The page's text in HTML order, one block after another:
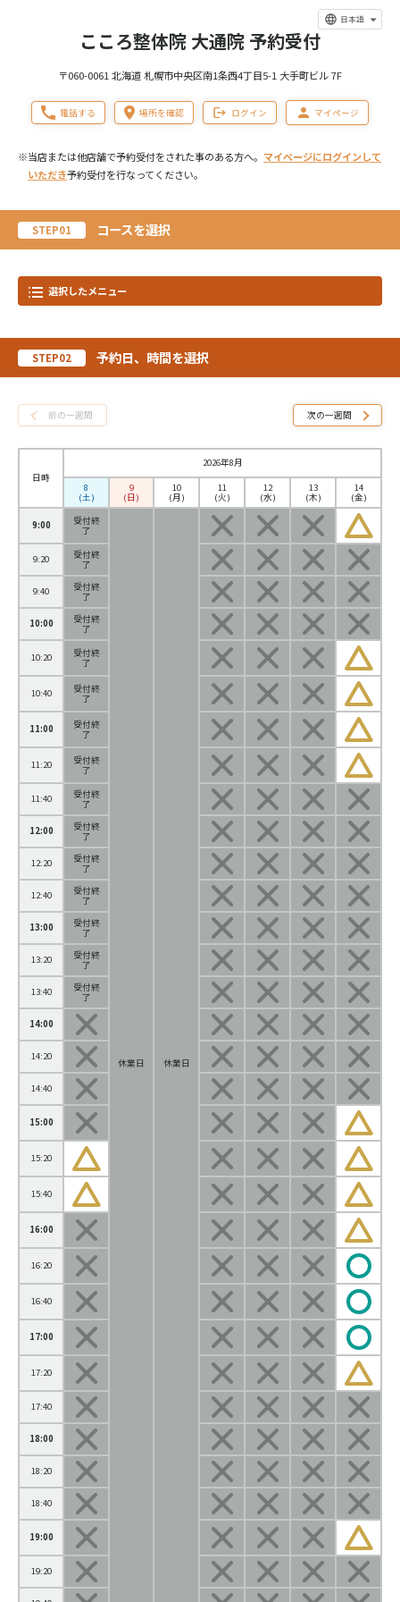
日本語
こころ整体院 大通院 予約受付
〒060-0061 北海道 札幌市中央区南1条西4丁目5-1 大手町ビル 7F
電話する 場所を確認 ログイン マイページ
※当店または他店舗で予約受付をされた事のある方へ。 マイページにログインして
いただき予約受付を行なってください。
STEP01 コースを選択
選択したメニュー
STEP02 予約日、時間を選択
前の一週間 次の一週間
日時
2026年8月
8
(土)
9
(日)
10
(月)
11
(火)
12
(水)
13
(木)
14
(金)
9:00 受付終
了
休業日 休業日
9:20 受付終
了
9:40 受付終
了
10:00 受付終
了
10:20 受付終
了
10:40 受付終
了
11:00 受付終
了
11:20 受付終
了
11:40 受付終
了
12:00 受付終
了
12:20 受付終
了
12:40 受付終
了
13:00 受付終
了
13:20 受付終
了
13:40 受付終
了
14:00
14:20
14:40
15:00
15:20
15:40
16:00
16:20
16:40
17:00
17:20
17:40
18:00
18:20
18:40
19:00
19:20